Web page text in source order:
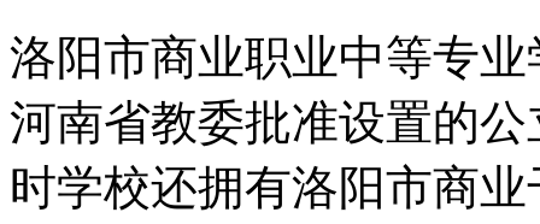
洛阳市商业职业中等专
河南省教委批准设置的
时学校还拥有洛阳市商